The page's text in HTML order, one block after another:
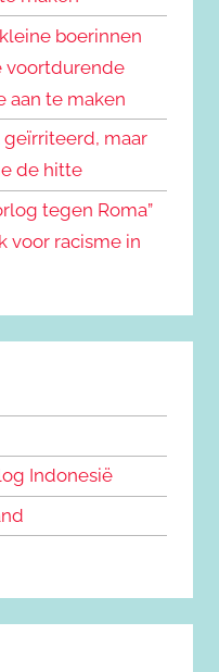
boerinnen
voortdurende
aan te maken
maar
de hitte
tegen Roma”
voor racisme in
Indonesië